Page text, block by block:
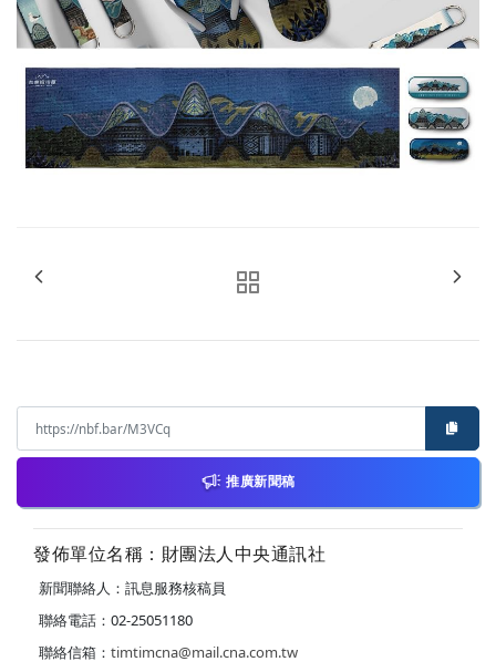
推廣新聞稿
發佈單位名稱：財團法人中央通訊社
新聞聯絡人：訊息服務核稿員
聯絡電話：02-25051180
聯絡信箱： timtimcna@mail.cna.com.tw